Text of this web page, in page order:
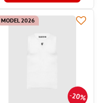
20%
MODEL 2026